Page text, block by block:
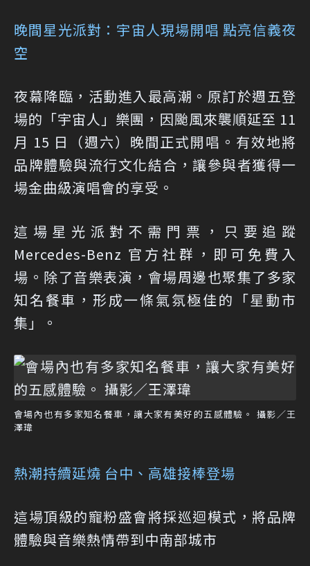
晚間星光派對：宇宙人現場開唱 點亮信義夜
空
夜幕降臨，活動進入最高潮。原訂於週五登
場的「宇宙人」樂團，因颱風來襲順延至 11
月 15 日（週六）晚間正式開唱。有效地將
品牌體驗與流行文化結合，讓參與者獲得一
場金曲級演唱會的享受。
這場星光派對不需門票，只要追蹤
Mercedes-Benz 官方社群，即可免費入
場。除了音樂表演，會場周邊也聚集了多家
知名餐車，形成一條氣氛極佳的「星動市
集」。
會場內也有多家知名餐車，讓大家有美好的五感體驗。 攝影／王
澤瑋
熱潮持續延燒 台中、高雄接棒登場
這場頂級的寵粉盛會將採巡迴模式，將品牌
體驗與音樂熱情帶到中南部城市